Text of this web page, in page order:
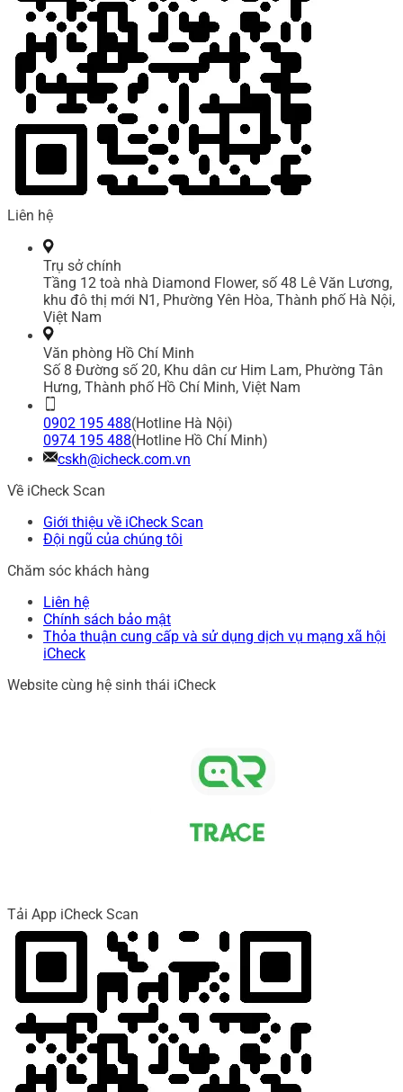
Liên hệ
Trụ sở chính
Tầng 12 toà nhà Diamond Flower, số 48 Lê Văn Lương,
khu đô thị mới N1, Phường Yên Hòa, Thành phố Hà Nội,
Việt Nam
Văn phòng Hồ Chí Minh
Số 8 Đường số 20, Khu dân cư Him Lam, Phường Tân
Hưng, Thành phố Hồ Chí Minh, Việt Nam
0902 195 488(Hotline Hà Nội)
0974 195 488(Hotline Hồ Chí Minh)
cskh@icheck.com.vn
Về iCheck Scan
Giới thiệu về iCheck Scan
Đội ngũ của chúng tôi
Chăm sóc khách hàng
Liên hệ
Chính sách bảo mật
Thỏa thuận cung cấp và sử dụng dịch vụ mạng xã hội
iCheck
Website cùng hệ sinh thái iCheck
Tải App iCheck Scan